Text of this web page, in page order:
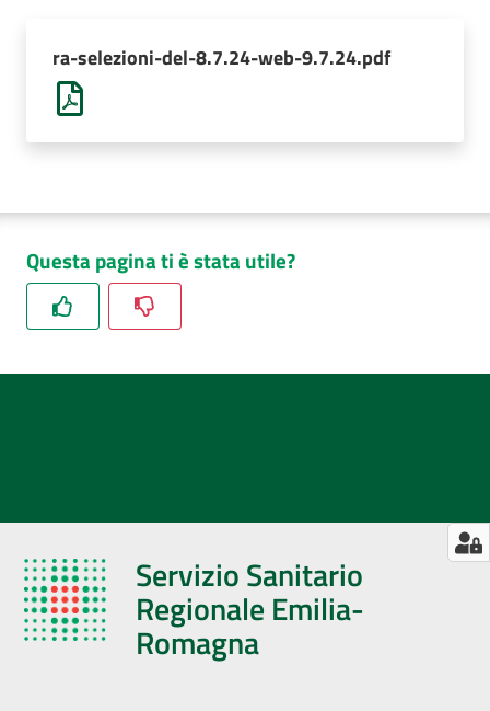
ra-selezioni-del-8.7.24-web-9.7.24.pdf
Questa pagina ti è stata utile?
Servizio Sanitario
Regionale Emilia-
Romagna